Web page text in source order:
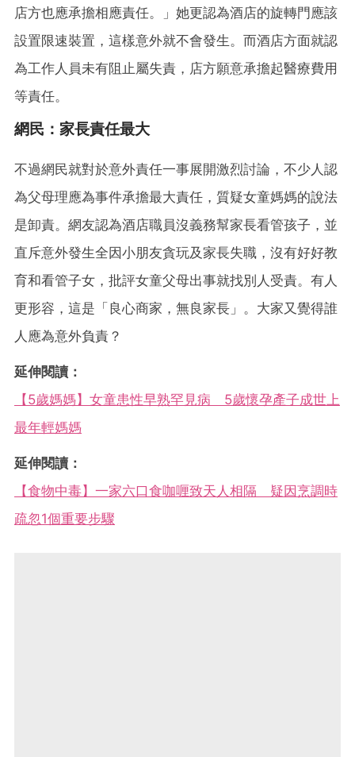
店方也應承擔相應責任。」她更認為酒店的旋轉門應該
設置限速裝置，這樣意外就不會發生。而酒店方面就認
為工作人員未有阻止屬失責，店方願意承擔起醫療費用
等責任。
網民：家長責任最大
不過網民就對於意外責任一事展開激烈討論，不少人認
為父母理應為事件承擔最大責任，質疑女童媽媽的說法
是卸責。網友認為酒店職員沒義務幫家長看管孩子，並
直斥意外發生全因小朋友貪玩及家長失職，沒有好好教
育和看管子女，批評女童父母出事就找別人受責。有人
更形容，這是「良心商家，無良家長」。大家又覺得誰
人應為意外負責？
延伸閱讀：
【5歲媽媽】女童患性早熟罕見病 5歲懷孕產子成世上
最年輕媽媽
延伸閱讀：
【食物中毒】一家六口食咖喱致天人相隔 疑因烹調時
疏忽1個重要步驟